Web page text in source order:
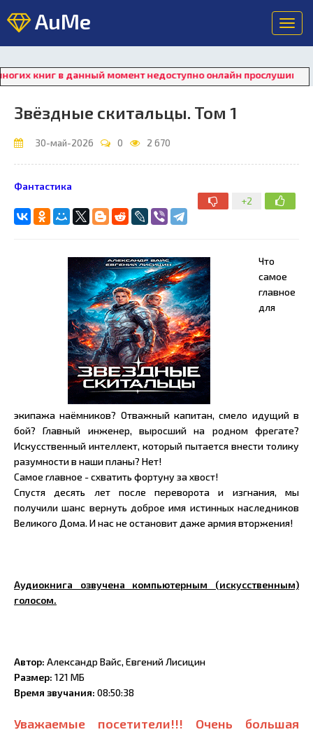
AuMe
в данный момент недоступно онлайн прослушивание.
Звёздные скитальцы. Том 1
30-май-2026 0 2 670
+2
Фантастика
Что
самое
главное
для
экипажа наёмников? Отважный капитан, смело идущий в
бой? Главный инженер, выросший на родном фрегате?
Искусственный интеллект, который пытается внести толику
разумности в наши планы? Нет!
Самое главное - схватить фортуну за хвост!
Спустя десять лет после переворота и изгнания, мы
получили шанс вернуть доброе имя истинных наследников
Великого Дома. И нас не остановит даже армия вторжения!
Аудиокнига озвучена компьютерным (искусственным)
голосом.
Автор: Александр Вайс, Евгений Лисицин
Размер: 121 МБ
Время звучания: 08:50:38
Уважаемые посетители!!! Очень большая